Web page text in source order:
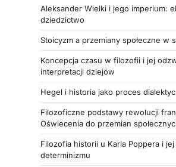
Aleksander Wielki i jego imperium:
dziedzictwo
Stoicyzm a przemiany społeczne w
Koncepcja czasu w filozofii i jej
interpretacji dziejów
Hegel i historia jako proces
Filozoficzne podstawy rewolucji
Oświecenia do przemian
Filozofia historii u Karla Poppera i
determinizmu